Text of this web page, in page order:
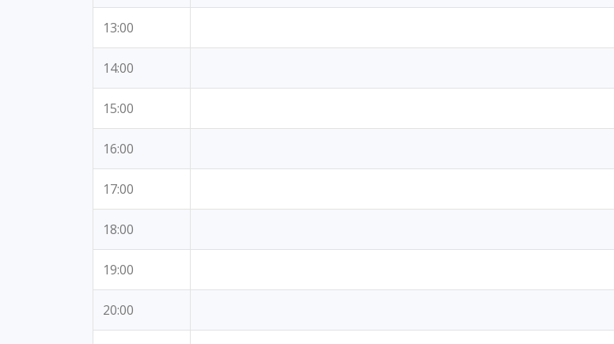
13:00
14:00
15:00
16:00
17:00
18:00
19:00
20:00